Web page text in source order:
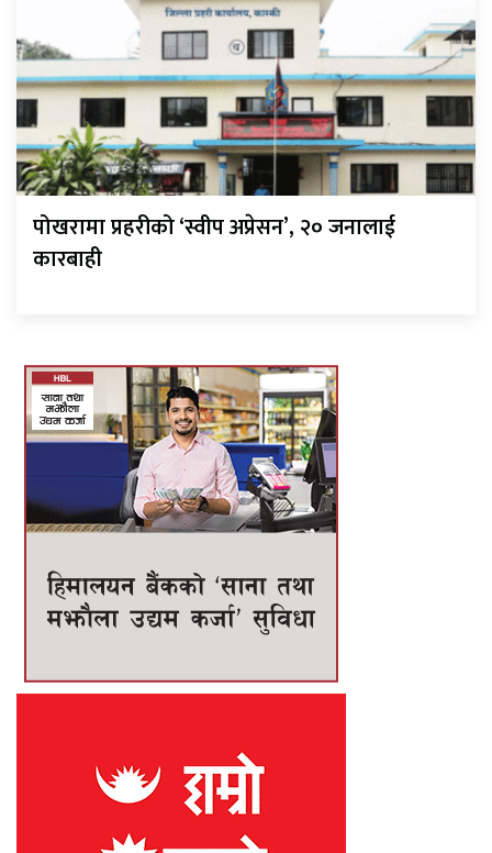
पोखरामा प्रहरीको ‘स्वीप अप्रेसन’, २० जनालाई
कारबाही